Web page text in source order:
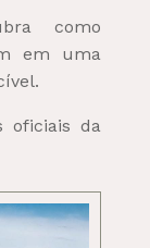
como
em uma
oficiais da